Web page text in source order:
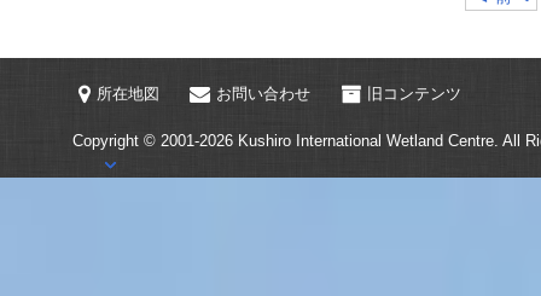
所在地図 お問い合わせ 旧コンテンツ
Copyright © 2001-2026 Kushiro International Wetland Centre. All